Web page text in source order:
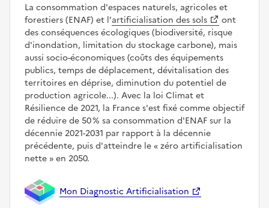
La consommation d'espaces naturels, agricoles et
forestiers (ENAF) et l’artificialisation des sols
ont
des conséquences écologiques (biodiversité, risque
d'inondation, limitation du stockage carbone), mais
aussi socio-économiques (coûts des équipements
publics, temps de déplacement, dévitalisation des
territoires en déprise, diminution du potentiel de
production agricole...). Avec la loi Climat et
Résilience de 2021, la France s'est fixé comme objectif
de réduire de 50 % sa consommation d'ENAF sur la
décennie 2021-2031 par rapport à la décennie
précédente, puis d'atteindre le
zéro artificialisation
nette
en 2050.
Mon Diagnostic Artificialisation